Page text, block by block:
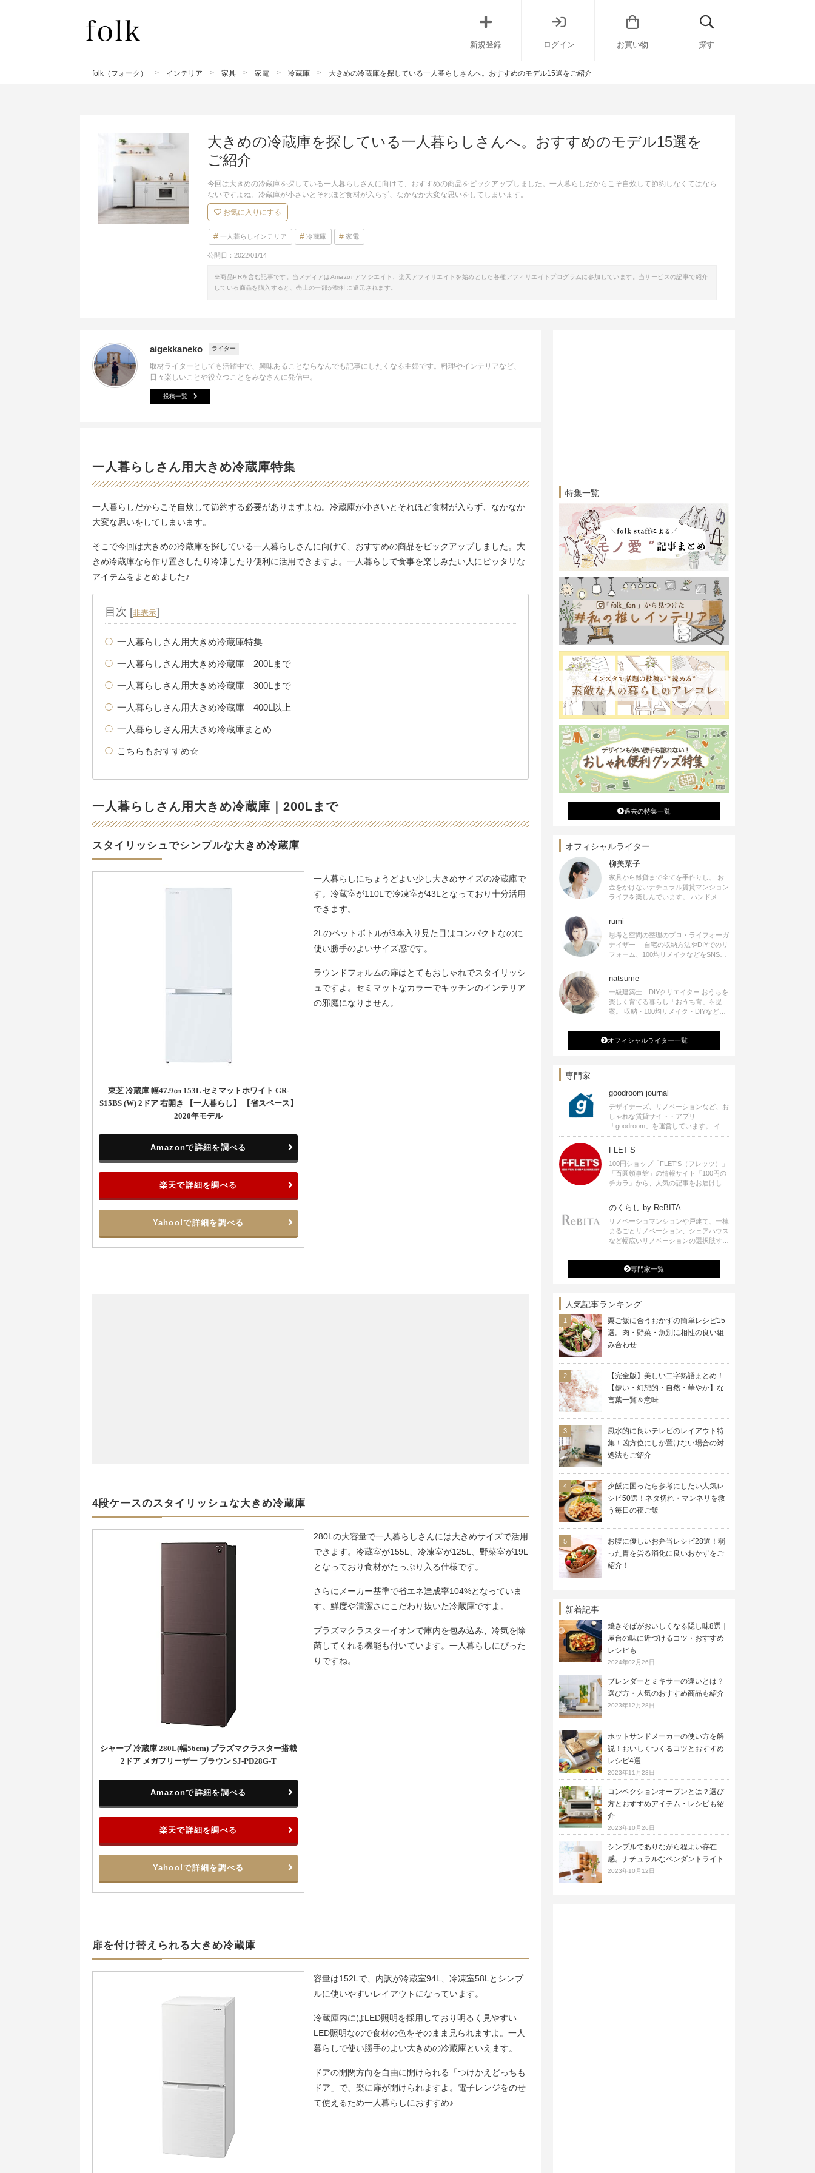
新規登録 ログイン お買い物 探す
folk（フォーク） インテリア 家具 家電 冷蔵庫 大きめの冷蔵庫を探している一人暮らしさんへ。おすすめのモデル15選をご紹介
大きめの冷蔵庫を探している一人暮らしさんへ。おすすめのモデル15選を
ご紹介
今回は大きめの冷蔵庫を探している一人暮らしさんに向けて、おすすめの商品をピックアップしました。一人暮らしだからこそ自炊して節約しなくてはなら
ないですよね。冷蔵庫が小さいとそれほど食材が入らず、なかなか大変な思いをしてしまいます。
お気に入りにする
一人暮らしインテリア 冷蔵庫 家電
公開日： 2022/01/14
※商品PRを含む記事です。当メディアはAmazonアソシエイト、楽天アフィリエイトを始めとした各種アフィリエイトプログラムに参加しています。当サービスの記事で紹介
している商品を購入すると、売上の一部が弊社に還元されます。
aigekkaneko ライター
取材ライターとしても活躍中で、興味あることならなんでも記事にしたくなる主婦です。料理やインテリアなど、
日々楽しいことや役立つことをみなさんに発信中。
投稿一覧
一人暮らしさん用大きめ冷蔵庫特集
一人暮らしだからこそ自炊して節約する必要がありますよね。冷蔵庫が小さいとそれほど食材が入らず、なかなか
大変な思いをしてしまいます。
そこで今回は大きめの冷蔵庫を探している一人暮らしさんに向けて、おすすめの商品をピックアップしました。大
きめ冷蔵庫なら作り置きしたり冷凍したり便利に活用できますよ。一人暮らしで食事を楽しみたい人にピッタリな
アイテムをまとめました♪
目次 [非表示]
一人暮らしさん用大きめ冷蔵庫特集
一人暮らしさん用大きめ冷蔵庫｜200Lまで
一人暮らしさん用大きめ冷蔵庫｜300Lまで
一人暮らしさん用大きめ冷蔵庫｜400L以上
一人暮らしさん用大きめ冷蔵庫まとめ
こちらもおすすめ☆
一人暮らしさん用大きめ冷蔵庫｜200Lまで
スタイリッシュでシンプルな大きめ冷蔵庫
東芝 冷蔵庫 幅47.9㎝ 153L セミマットホワイト GR-
S15BS (W) 2ドア 右開き 【一人暮らし】 【省スペース】
2020年モデル
Amazonで詳細を調べる
楽天で詳細を調べる
Yahoo!で詳細を調べる
一人暮らしにちょうどよい少し大きめサイズの冷蔵庫で
す。冷蔵室が110Lで冷凍室が43Lとなっており十分活用
できます。
2Lのペットボトルが3本入り見た目はコンパクトなのに
使い勝手のよいサイズ感です。
ラウンドフォルムの扉はとてもおしゃれでスタイリッシ
ュですよ。セミマットなカラーでキッチンのインテリア
の邪魔になりません。
4段ケースのスタイリッシュな大きめ冷蔵庫
シャープ 冷蔵庫 280L(幅56cm) プラズマクラスター搭載
2ドア メガフリーザー ブラウン SJ-PD28G-T
Amazonで詳細を調べる
楽天で詳細を調べる
Yahoo!で詳細を調べる
280Lの大容量で一人暮らしさんには大きめサイズで活用
できます。冷蔵室が155L、冷凍室が125L、野菜室が19L
となっており食材がたっぷり入る仕様です。
さらにメーカー基準で省エネ達成率104%となっていま
す。鮮度や清潔さにこだわり抜いた冷蔵庫ですよ。
プラズマクラスターイオンで庫内を包み込み、冷気を除
菌してくれる機能も付いています。一人暮らしにぴった
りですね。
扉を付け替えられる大きめ冷蔵庫
容量は152Lで、内訳が冷蔵室94L、冷凍室58Lとシンプ
ルに使いやすいレイアウトになっています。
冷蔵庫内にはLED照明を採用しており明るく見やすい
LED照明なので食材の色をそのまま見られますよ。一人
暮らしで使い勝手のよい大きめの冷蔵庫といえます。
ドアの開閉方向を自由に開けられる「つけかえどっちも
ドア」で、楽に扉が開けられますよ。電子レンジをのせ
て使えるため一人暮らしにおすすめ♪
特集一覧
過去の特集一覧
オフィシャルライター
柳美菜子
家具から雑貨まで全てを手作りし、 お
金をかけないナチュラル賃貸マンション
ライフを楽しんでいます。 ハンドメイ
ド雑貨やインテリアに関する著書も出
ます。
rumi
思考と空間の整理のプロ・ライフオーガ
ナイザー 自宅の収納方法やDIYでのリ
フォーム、100均リメイクなどをSNSで
公開中。 収納やリメイク、インテリア
シピ提供、店舗プロデュース 2016年９
月に宝島社より【Rumiのおうち時間を
楽しむインテリア】を出版しました。
natsume
一級建築士 DIYクリエイター おうちを
楽しく育てる暮らし「おうち育」を提
案。 収納・100均リメイク・DIYなどお
発信中。 著書 なつめさんちの新しい
のになつかしいアンティークな部屋つく
り 雑誌掲載・TV出演・コラム執筆・
オフィシャルライター一覧
専門家
goodroom journal
デザイナーズ、リノベーションなど、お
しゃれな賃貸サイト・アプリ
「goodroom」を運営しています。 イン
テリアや、ひとり暮らし、ふたり暮らし
のアイディアなど、賃貸でも自分らしい
暮らしを楽しむためのヒントをお届けし
ます。
FLET’S
100円ショップ「FLET’S（フレッツ）」
「百圓領事館」の情報サイト『100円の
チカラ』から、人気の記事をお届けしま
す。
のくらし by ReBITA
リノベーショマンションや戸建て、一棟
まるごとリノベーション、シェアハウス
など幅広いリノベーションの選択肢すべ
ジ・シェアスペースなど、「住む」だけ
ではなく「働く」「遊ぶ」「学ぶ」「旅
する」といった領域でも、暮らしや生き
専門家一覧
人気記事ランキング
栗ご飯に合うおかずの簡単レシピ15
選。肉・野菜・魚別に相性の良い組
み合わせ
【完全版】美しい二字熟語まとめ！
【儚い・幻想的・自然・華やか】な
言葉一覧＆意味
風水的に良いテレビのレイアウト特
集！凶方位にしか置けない場合の対
処法もご紹介
夕飯に困ったら参考にしたい人気レ
シピ50選！ネタ切れ・マンネリを救
う毎日の夜ご飯
お腹に優しいお弁当レシピ28選！弱
った胃を労る消化に良いおかずをご
紹介！
新着記事
焼きそばがおいしくなる隠し味8選｜
屋台の味に近づけるコツ・おすすめ
レシピも
2024年02月26日
ブレンダーとミキサーの違いとは？
選び方・人気のおすすめ商品も紹介
2023年12月28日
ホットサンドメーカーの使い方を解
説！おいしくつくるコツとおすすめ
レシピ4選
2023年11月23日
コンベクションオーブンとは？選び
方とおすすめアイテム・レシピも紹
介
2023年10月26日
シンプルでありながら程よい存在
感。ナチュラルなペンダントライト
2023年10月12日